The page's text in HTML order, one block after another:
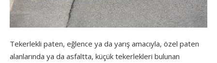
Tekerlekli paten, eğlence ya da yarış amacıyla, özel paten
alanlarında ya da asfaltta, küçük tekerlekleri bulunan